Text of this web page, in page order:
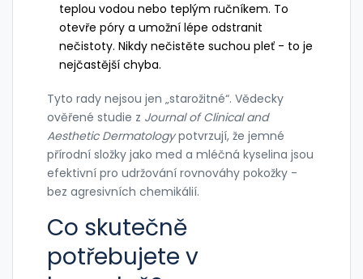
teplou vodou nebo teplým ručníkem. To
otevře póry a umožní lépe odstranit
nečistoty. Nikdy nečistěte suchou pleť - to je
nejčastější chyba.
Tyto rady nejsou jen „starožitné“. Vědecky
ověřené studie z Journal of Clinical and
Aesthetic Dermatologypotvrzují, že jemné
přírodní složky jako med a mléčná kyselina jsou
efektivní pro udržování rovnováhy pokožky -
bez agresivních chemikálií.
Co skutečně
potřebujete v